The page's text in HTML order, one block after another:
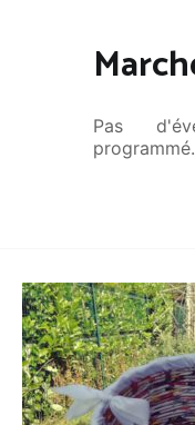
Pas
programmé.